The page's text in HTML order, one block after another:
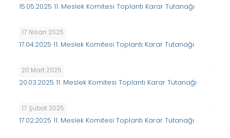
15.05.2025 11. Meslek Komitesi Toplantı Karar Tutanağı
17 Nisan 2025
17.04.2025 11. Meslek Komitesi Toplantı Karar Tutanağı
20 Mart 2025
20.03.2025 11. Meslek Komitesi Toplantı Karar Tutanağı
17 Şubat 2025
17.02.2025 11. Meslek Komitesi Toplantı Karar Tutanağı